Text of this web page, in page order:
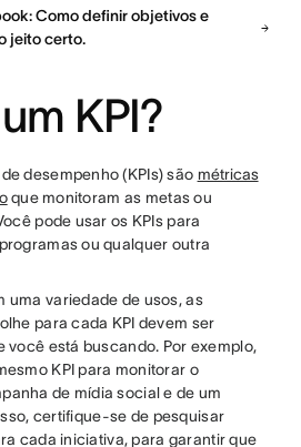
Como definir objetivos e
jeito certo.
KPI?
desempenho (KPIs) são métricas
que monitoram as metas ou
pode usar os KPIs para
ou qualquer outra
uma variedade de usos, as
para cada KPI devem ser
você está buscando. Por exemplo,
KPI para monitorar o
de mídia social e de um
certifique-se de pesquisar
cada iniciativa, para garantir que